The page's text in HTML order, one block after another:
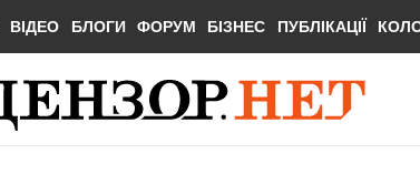
ВІДЕО БЛОГИ ФОРУМ БІЗНЕС ПУБЛІКАЦІЇ